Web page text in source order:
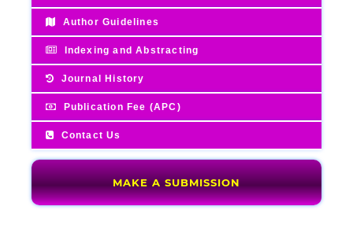
Author Guidelines
Indexing and Abstracting
Journal History
Publication Fee (APC)
Contact Us
MAKE A SUBMISSION